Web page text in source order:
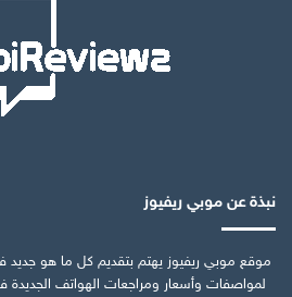
نبذة عن موبي ريفيوز
موقع موبي ريفيوز يهتم بتقديم كل ما هو
لمواصفات وأسعار ومراجعات الهواتف